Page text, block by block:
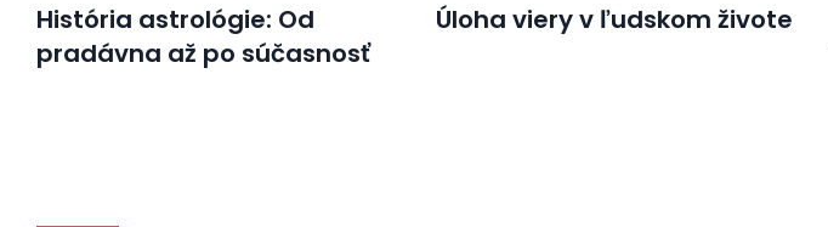
História astrológie: Od
pradávna až po súčasnosť
Úloha viery v ľudskom živote